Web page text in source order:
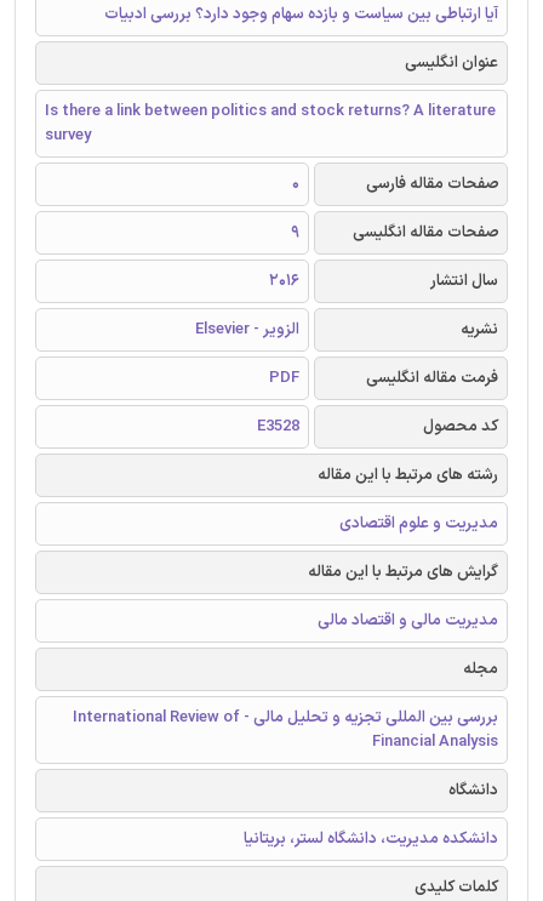
آیا ارتباطی بین سیاست و بازده سهام وجود دارد؟ بررسی ادبیات
عنوان انگلیسی
Is there a link between politics and stock returns? A literature
survey
صفحات مقاله فارسی
0
صفحات مقاله انگلیسی
9
سال انتشار
2016
نشریه
الزویر - Elsevier
فرمت مقاله انگلیسی
PDF
کد محصول
E3528
رشته های مرتبط با این مقاله
مدیریت و علوم اقتصادی
گرایش های مرتبط با این مقاله
مدیریت مالی و اقتصاد مالی
مجله
بررسی بین المللی تجزیه و تحلیل مالی - International Review of
Financial Analysis
دانشگاه
دانشکده مدیریت، دانشگاه لستر، بریتانیا
کلمات کلیدی